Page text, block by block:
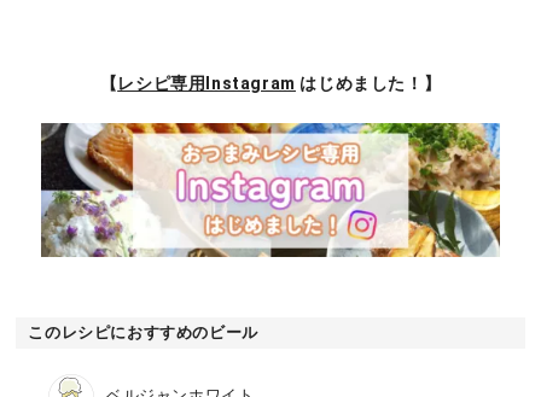
【レシピ専用Instagram はじめました！】
このレシピにおすすめのビール